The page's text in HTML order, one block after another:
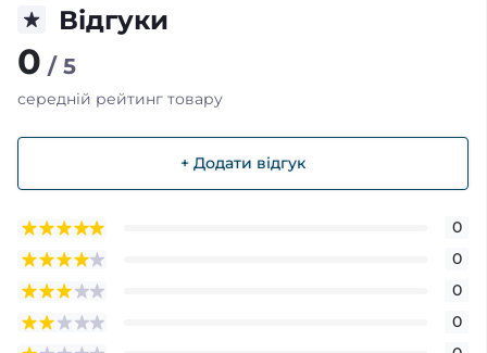
Відгуки
0 / 5
середній рейтинг товару
+ Додати відгук
0
0
0
0